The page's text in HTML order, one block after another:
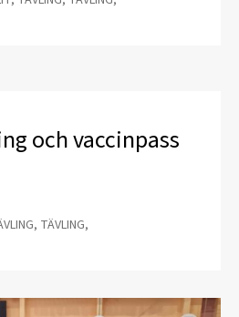
och vaccinpass
TÄVLING,